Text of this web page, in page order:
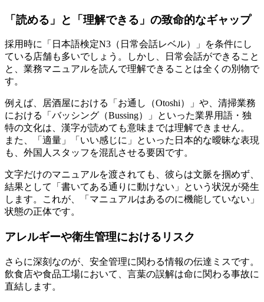
「読める」と「理解できる」の致命的なギャップ
採用時に「日本語検定N3（日常会話レベル）」を条件にし
ている店舗も多いでしょう。しかし、日常会話ができること
と、業務マニュアルを読んで理解できることは全くの別物で
す。
例えば、居酒屋における「お通し（Otoshi）」や、清掃業務
における「バッシング（Bussing）」といった業界用語・独
特の文化は、漢字が読めても意味までは理解できません。
また、「適量」「いい感じに」といった日本的な曖昧な表現
も、外国人スタッフを混乱させる要因です。
文字だけのマニュアルを渡されても、彼らは文脈を掴めず、
結果として「書いてある通りに動けない」という状況が発生
します。これが、「マニュアルはあるのに機能していない」
状態の正体です。
アレルギーや衛生管理におけるリスク
さらに深刻なのが、安全管理に関わる情報の伝達ミスです。
飲食店や食品工場において、言葉の誤解は命に関わる事故に
直結します。